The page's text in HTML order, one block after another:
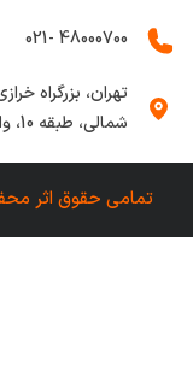
48000700 -021
تهران، بزرگراه
شمالی، طبقه 10، واحد 4
تمامی حقوق اثر محفوظ است.